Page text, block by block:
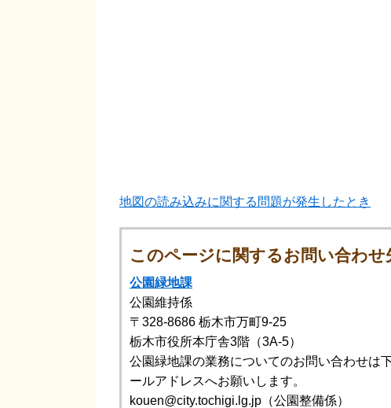
地図の読み込みに関する問題が発生したとき
このページに関するお問い合わせ
公園緑地課
公園維持係
〒328-8686 栃木市万町9-25
栃木市役所本庁舎3階（3A-5）
公園緑地課の業務についてのお問い合わせは
ールアドレスへお願いします。
kouen@city.tochigi.lg.jp（公園整備係）